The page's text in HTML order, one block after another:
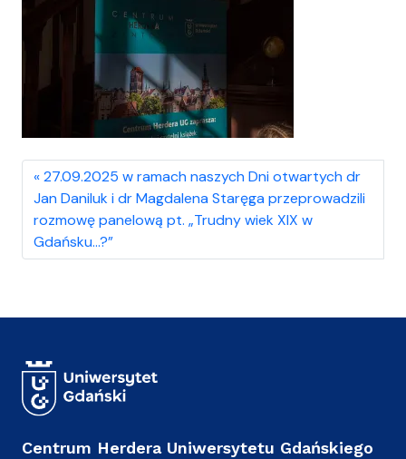
27.09.2025 w ramach naszych Dni otwartych dr
Jan Daniluk i dr Magdalena Staręga przeprowadzili
rozmowę panelową pt. „Trudny wiek XIX w
Gdańsku…?”
Centrum Herdera Uniwersytetu Gdańskiego